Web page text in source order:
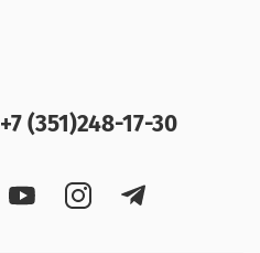
+7 (351)248-17-30